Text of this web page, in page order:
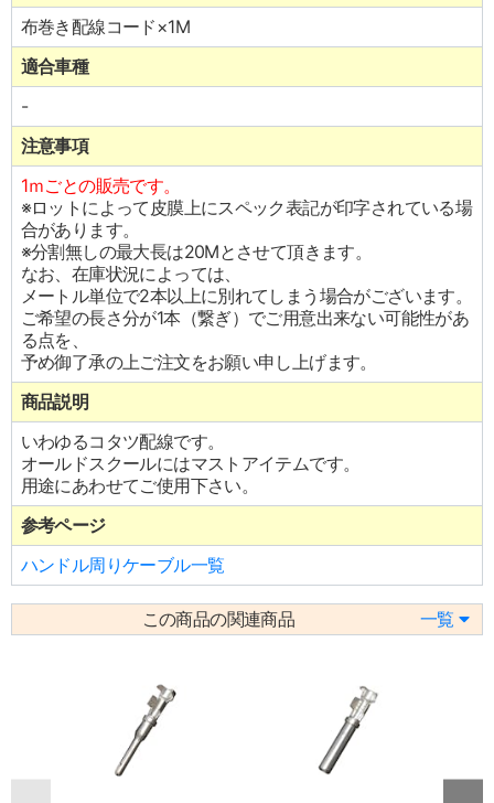
布巻き配線コード×1M
適合車種
-
注意事項
1ｍごとの販売です。
※ロットによって皮膜上にスペック表記が印字されている場
合があります。
※分割無しの最大長は20Mとさせて頂きます。
なお、在庫状況によっては、
メートル単位で2本以上に別れてしまう場合がございます。
ご希望の長さ分が1本（繋ぎ）でご用意出来ない可能性があ
る点を、
予め御了承の上ご注文をお願い申し上げます。
商品説明
いわゆるコタツ配線です。
オールドスクールにはマストアイテムです。
用途にあわせてご使用下さい。
参考ページ
ハンドル周りケーブル一覧
この商品の関連商品 一覧